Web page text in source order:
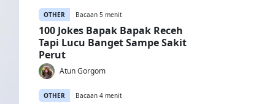
OTHER Bacaan 5 menit
100 Jokes Bapak Bapak Receh
Tapi Lucu Banget Sampe Sakit
Perut
Atun Gorgom
OTHER Bacaan 4 menit